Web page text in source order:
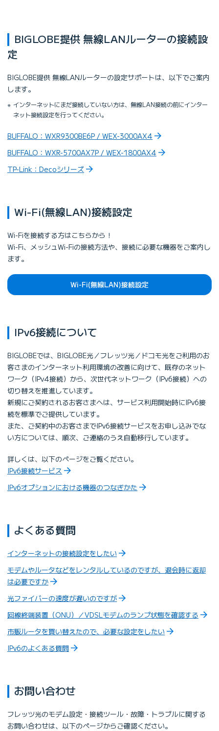
BIGLOBE提供 無線LANルーターの接続設
定
BIGLOBE提供 無線LANルーターの設定サポートは、以下でご案内
します。
インターネットにまだ接続していない方は、無線LAN接続の前にインター
ネット接続設定を行ってください。
BUFFALO：WXR9300BE6P / WEX-3000AX4
BUFFALO：WXR-5700AX7P / WEX-1800AX4
TP-Link：Decoシリーズ
Wi-Fi(無線LAN)接続設定
Wi-Fiを接続する方はこちらから！
Wi-Fi、メッシュWi-Fiの接続方法や、接続に必要な機器をご案内し
ます。
Wi-Fi(無線LAN)接続設定
IPv6接続について
BIGLOBEでは、BIGLOBE光／フレッツ光／ドコモ光をご利用のお
客さまのインターネット利用環境の改善に向けて、既存のネット
ワーク（IPv4接続）から、次世代ネットワーク（IPv6接続）への
切り替えを推進しています。
新規にご契約されるお客さまへは、サービス利用開始時にIPv6接
続を標準でご提供しています。
また、ご契約中のお客さまでIPv6接続サービスをお申し込みでな
い方については、順次、ご連絡のうえ自動移行しています。
詳しくは、以下のページをご覧ください。
IPv6接続サービス
IPv6オプションにおける機器のつなぎかた
よくある質問
インターネットの接続設定をしたい
モデムやルータなどをレンタルしているのですが、退会時に返却
は必要ですか
光ファイバーの速度が遅いのですが
回線終端装置（ONU）／VDSLモデムのランプ状態を確認する
市販ルータを買い替えたので、必要な設定をしたい
IPv6のよくある質問
お問い合わせ
フレッツ光のモデム設定・接続ツール・故障・トラブルに関する
お問い合わせは、以下のページからご確認ください。